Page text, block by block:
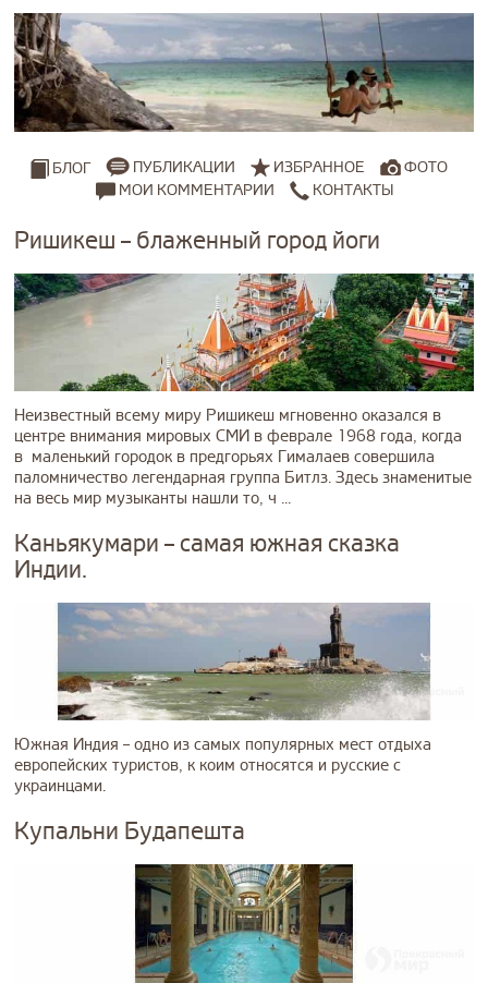
БЛОГ ПУБЛИКАЦИИ ИЗБРАННОЕ
ФОТО
МОИ КОММЕНТАРИИ
КОНТАКТЫ
Ришикеш – блаженный город йоги
Неизвестный всему миру Ришикеш мгновенно оказался в
центре внимания мировых СМИ в феврале 1968 года, когда
в маленький городок в предгорьях Гималаев совершила
паломничество легендарная группа Битлз. Здесь знаменитые
на весь мир музыканты нашли то, ч ...
Каньякумари – самая южная сказка
Индии.
Южная Индия – одно из самых популярных мест отдыха
европейских туристов, к коим относятся и русские с
украинцами.
Купальни Будапешта